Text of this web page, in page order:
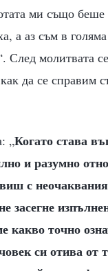
ми също
а аз съм в
След молитвата
да се справим
„Когато става
и разумно
с
засегне
какво точно
си отива от